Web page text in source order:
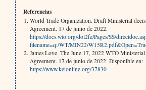
Referencias
World Trade Organization. Draft Ministerial
Agreement. 17 de junio de 2022.
https://docs.wto.org/dol2fe/Pages/SS/
filename=q:/WT/MIN22/
James Love. The June 17, 2022 WTO
Agreement. 17 de junio de 2022. Disponible en:
https://www.keionline.org/37830